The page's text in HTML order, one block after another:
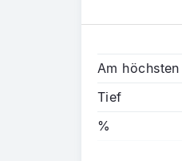
Am höchsten
Tief
%